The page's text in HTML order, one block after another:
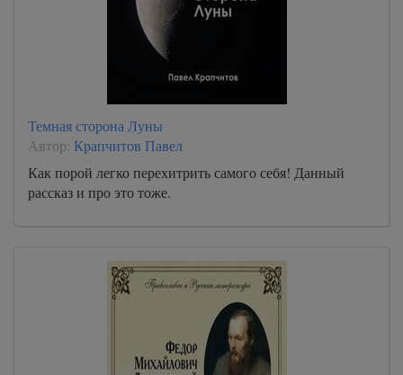
Темная сторона Луны
Автор: Крапчитов Павел
Как порой легко перехитрить самого себя! Данный
рассказ и про это тоже.